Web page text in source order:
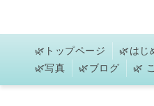
🌿トップページ 🌿はじ
🌿写真
🌿ブログ 🌿